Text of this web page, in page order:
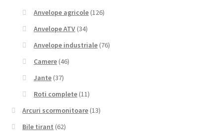
Anvelope agricole (126)
Anvelope ATV (34)
Anvelope industriale (76)
Camere (46)
Jante (37)
Roti complete (11)
Arcuri scormonitoare (13)
Bile tirant (62)